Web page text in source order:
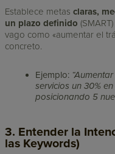
Establece metasclaras,
un plazo definido
vago como «aumentar el
concreto.
Ejemplo:
servicios un 30%
posicionando 5
3. Entender la
las Keywords)